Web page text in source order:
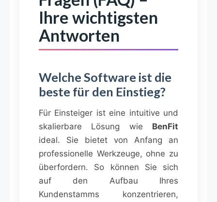
Ihre wichtigsten
Antworten
Welche Software ist die
beste für den Einstieg?
Für Einsteiger ist eine intuitive und
skalierbare Lösung wie BenFit
ideal. Sie bietet von Anfang an
professionelle Werkzeuge, ohne zu
überfordern. So können Sie sich
auf den Aufbau Ihres
Kundenstamms konzentrieren,